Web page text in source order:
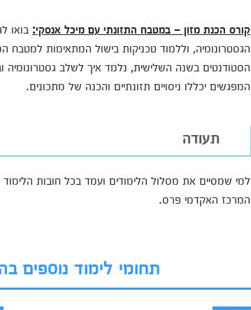
קורס הכנת מזון – במטבח התזונתי עם מיכל אנסקי: בואו
הגסטרונומיה, וללמוד טכניקות בישול המתאימות
הסטודנטים בשנה השלישית, נלמד איך לשלב גסטרונומיה
המפגשים יכללו ניסויים תזונתיים והכנה של מתכונים.
תעודה
המרכז האקדמי פרס.
תחומי לימוד נוספים